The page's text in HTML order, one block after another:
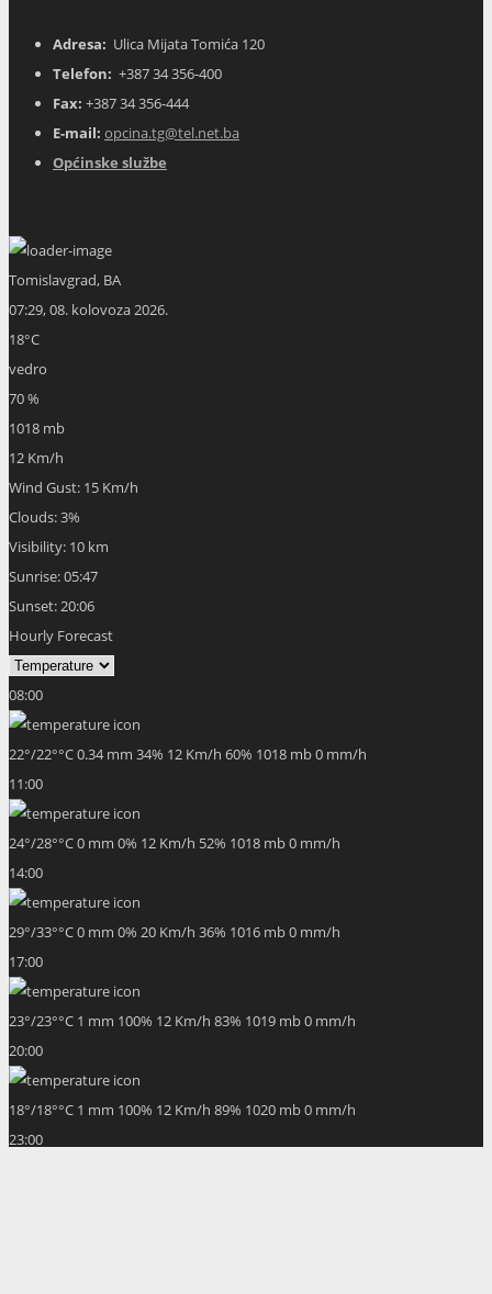
Adresa: Ulica Mijata Tomića 120
Telefon: +387 34 356-400
Fax: +387 34 356-444
E-mail: opcina.tg@tel.net.ba
Općinske službe
Tomislavgrad, BA
07:29,08. kolovoza 2026.
18°C
vedro
70 %
1018 mb
12 Km/h
Wind Gust: 15 Km/h
Clouds:3%
Visibility: 10 km
Sunrise:05:47
Sunset:20:06
Hourly Forecast
08:00
22°/22°°C0.34 mm 34% 12 Km/h 60% 1018 mb0 mm/h
11:00
24°/28°°C0 mm 0% 12 Km/h 52% 1018 mb0 mm/h
14:00
29°/33°°C0 mm 0% 20 Km/h 36% 1016 mb0 mm/h
17:00
23°/23°°C 1 mm 100% 12 Km/h 83% 1019 mb0 mm/h
20:00
18°/18°°C 1 mm 100% 12 Km/h 89% 1020 mb0 mm/h
23:00